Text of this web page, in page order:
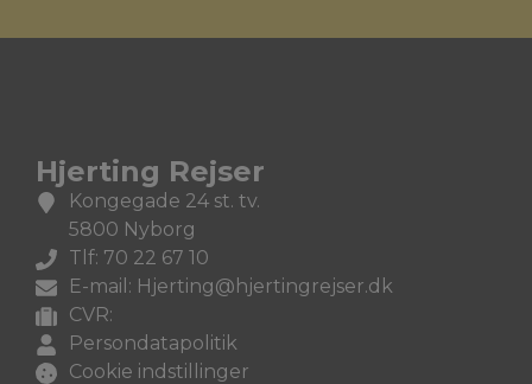
Hjerting Rejser
Kongegade 24 st. tv.
5800 Nyborg
Tlf: 70 22 67 10
E-mail: Hjerting@hjertingrejser.dk
CVR:
Persondatapolitik
Cookie indstillinger